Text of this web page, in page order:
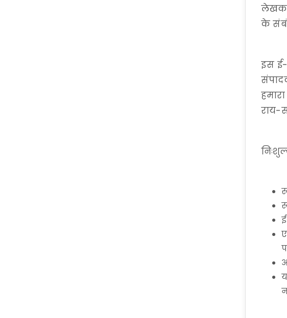
लेखक
के
इस ई-
राय-